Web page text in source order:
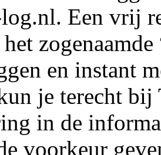
Een vrij
en instant
je terecht
in de
voorkeur